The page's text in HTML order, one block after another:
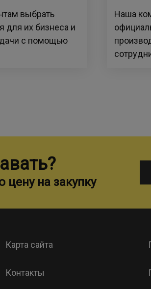
выбрать
для их бизнеса и
с помощью
Наша
на закупку
Карта сайта
Контакты